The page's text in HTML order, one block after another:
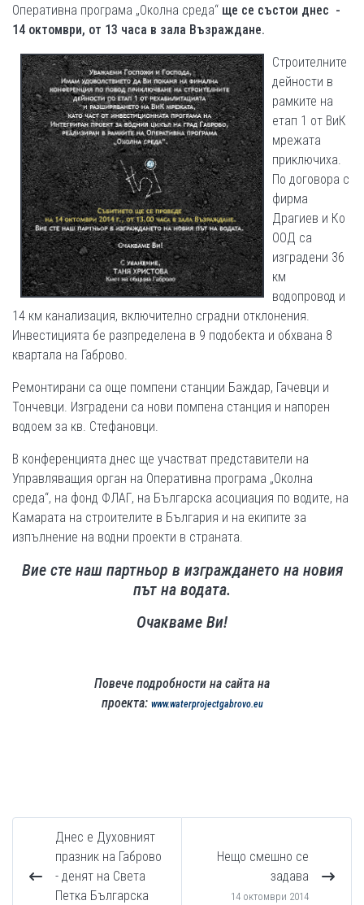
Оперативна програма „Околна среда“ ще се състои днес -
14 октомври, от 13 часа в зала Възраждане.
Строителните
дейности в
рамките на
етап 1 от ВиК
мрежата
приключиха.
По договора с
фирма
Драгиев и Ко
ООД са
изградени 36
км
водопровод и
14 км канализация, включително сградни отклонения.
Инвестицията бе разпределена в 9 подобекта и обхвана 8
квартала на Габрово.
Ремонтирани са още помпени станции Баждар, Гачевци и
Тончевци. Изградени са нови помпена станция и напорен
водоем за кв. Стефановци.
В конференцията днес ще участват представители на
Управляващия орган на Оперативна програма „Околна
среда“, на фонд ФЛАГ, на Българска асоциация по водите, на
Камарата на строителите в България и на екипите за
изпълнение на водни проекти в страната.
Вие сте наш партньор в изграждането на новия
път на водата.
Очакваме Ви!
Повече подробности на сайта на
проекта: www.waterprojectgabrovo.eu
Днес е Духовният
празник на Габрово
- денят на Света
Петка Българска
Нещо смешно се
задава
14 октомври 2014